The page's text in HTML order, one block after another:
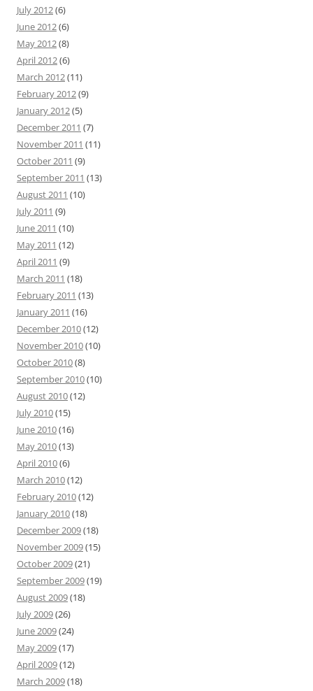
July 2012(6)
June 2012(6)
May 2012(8)
April 2012(6)
March 2012(11)
February 2012(9)
January 2012(5)
December 2011 (7)
November 2011 (11)
October 2011 (9)
September 2011 (13)
August 2011 (10)
July 2011 (9)
June 2011 (10)
May 2011 (12)
April 2011 (9)
March 2011 (18)
February 2011 (13)
January 2011 (16)
December 2010(12)
November 2010(10)
October 2010(8)
September 2010(10)
August 2010(12)
July 2010(15)
June 2010(16)
May 2010(13)
April 2010(6)
March 2010(12)
February 2010(12)
January 2010(18)
December 2009(18)
November 2009(15)
October 2009(21)
September 2009(19)
August 2009(18)
July 2009(26)
June 2009(24)
May 2009(17)
April 2009(12)
March 2009(18)